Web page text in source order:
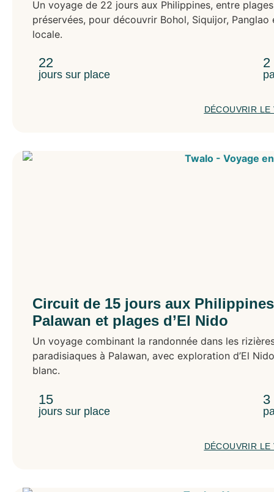
Un voyage de 22 jours aux Philippines, entre
préservées, pour découvrir Bohol, Siquijor,
locale.
22
jours sur place
DÉCOUVRIR LE
Circuit de 15 jours aux
Palawan et plages d’El Nido
Un voyage combinant la randonnée dans les
paradisiaques à Palawan, avec exploration d’El
blanc.
15
jours sur place
DÉCOUVRIR LE